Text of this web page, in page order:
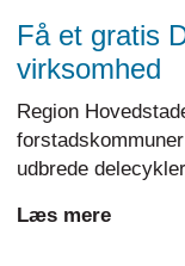
Få et gratis
virksomhed
Region
udbrede
Læs mere